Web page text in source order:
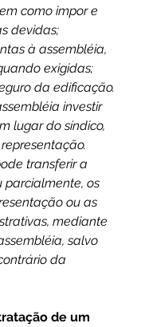
como impor e
devidas;
à assembléia,
exigidas;
da edificação.
investir
lugar do síndico,
transferir a
parcialmente, os
ou as
mediante
salvo
da
de um